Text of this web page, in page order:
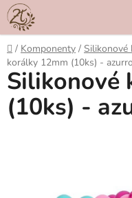
Přejít
na
obsah
Domů
/ Komponenty / Silikonové
korálky 12mm (10ks) -
Silikonové
(10ks) -